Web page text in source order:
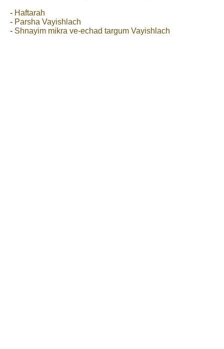
- Haftarah
- Parsha Vayishlach
- Shnayim mikra ve-echad targum Vayishlach